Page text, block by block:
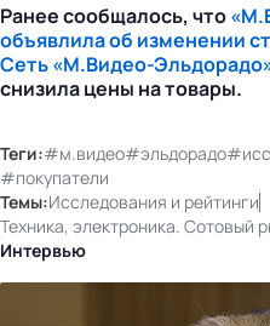
Ранее сообщалось, что
объявлила об изменении
Сеть «М.Видео-
снизила цены на товары.
Теги:#м.видео#эльдорадо
#покупатели
Темы:Исследования и рейтинги
Техника, электроника. Сотовый
Интервью